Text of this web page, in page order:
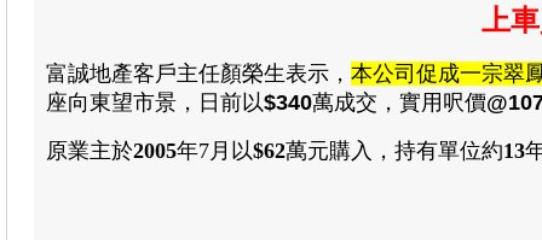
上
富誠地產客戶主任顏榮生表示， 本公司促成一宗翠
座向東望市景，日前以$340萬成交 ， 實用呎價
原業主於2005年7月以$62萬元購入 ， 持有單位約13